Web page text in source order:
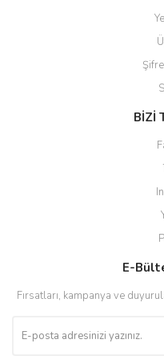
BİZİ
E-
Fırsatları, kampanya ve